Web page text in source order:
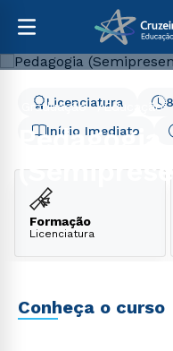
Graduação Educação
Pedagogia
Início Imediato
Licenciatura
Formação
Licenciatura
Conheça o curso